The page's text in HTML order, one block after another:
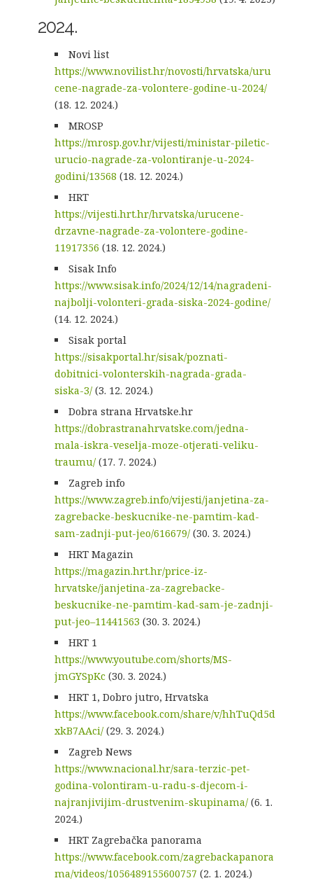
2024.
Novi list
https://www.novilist.hr/novosti/hrvatska/uru
cene-nagrade-za-volontere-godine-u-2024/
(18. 12. 2024.)
MROSP
https://mrosp.gov.hr/vijesti/ministar-piletic-
urucio-nagrade-za-volontiranje-u-2024-
godini/13568 (18. 12. 2024.)
HRT
https://vijesti.hrt.hr/hrvatska/urucene-
drzavne-nagrade-za-volontere-godine-
11917356 (18. 12. 2024.)
Sisak Info
https://www.sisak.info/2024/12/14/nagradeni-
najbolji-volonteri-grada-siska-2024-godine/
(14. 12. 2024.)
Sisak portal
https://sisakportal.hr/sisak/poznati-
dobitnici-volonterskih-nagrada-grada-
siska-3/(3. 12. 2024.)
Dobra strana Hrvatske.hr
https://dobrastranahrvatske.com/jedna-
mala-iskra-veselja-moze-otjerati-veliku-
traumu/(17. 7. 2024.)
Zagreb info
https://www.zagreb.info/vijesti/janjetina-za-
zagrebacke-beskucnike-ne-pamtim-kad-
sam-zadnji-put-jeo/616679/(30. 3. 2024.)
HRT Magazin
https://magazin.hrt.hr/price-iz-
hrvatske/janjetina-za-zagrebacke-
beskucnike-ne-pamtim-kad-sam-je-zadnji-
put-jeo–11441563 (30. 3. 2024.)
HRT 1
https://www.youtube.com/shorts/MS-
jmGYSpKc(30. 3. 2024.)
HRT 1, Dobro jutro, Hrvatska
https://www.facebook.com/share/v/hhTuQd5d
xkB7AAci/(29. 3. 2024.)
Zagreb News
https://www.nacional.hr/sara-terzic-pet-
godina-volontiram-u-radu-s-djecom-i-
najranjivijim-drustvenim-skupinama/(6. 1.
2024.)
HRT Zagrebačka panorama
https://www.facebook.com/zagrebackapanora
ma/videos/1056489155600757 (2. 1. 2024.)